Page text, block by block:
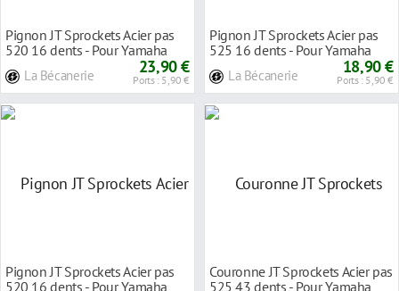
Pignon JT Sprockets Acier pas
520 16 dents - Pour Yamaha
La Bécanerie 23,90 €
Ports : 5,90 €
Pignon JT Sprockets Acier pas
525 16 dents - Pour Yamaha
La Bécanerie 18,90 €
Ports : 5,90 €
Pignon JT Sprockets Acier pas
520 16 dents - Pour Yamaha
Couronne JT Sprockets Acier pas
525 43 dents - Pour Yamaha